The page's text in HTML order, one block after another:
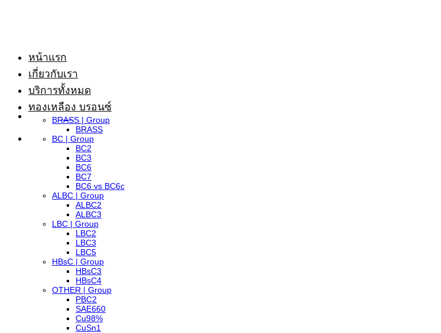
เนื้อหาหน้าแรก
เกี่ยวกับเรา
บริการทั้งหมด
ทองเหลือง บรอนซ์
BRASS | Group
BRASS
BC | Group
BC2
BC3
BC6
BC7
BC6 vs BC6c
ALBC | Group
ALBC2
ALBC3
LBC | Group
LBC2
LBC3
LBC5
HBsC | Group
HBsC3
HBsC4
OTHER | Group
PBC2
SAE660
Cu98%
CuSn1